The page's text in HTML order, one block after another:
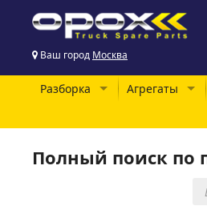
Ваш город Москва
Разборка Агрегаты
Полный поиск по